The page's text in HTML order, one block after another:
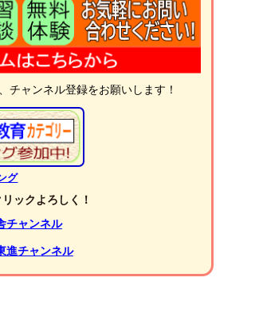
チャンネル登録をお願いします！
グ
ックよろしく！
チャンネル
進チャンネル